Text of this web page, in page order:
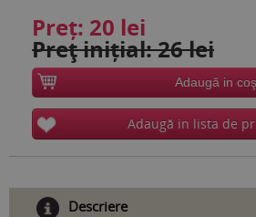
Preț: 20 lei
Preţ inițial: 26 lei
Adaugă in coş
Adaugă in lista de
Descriere